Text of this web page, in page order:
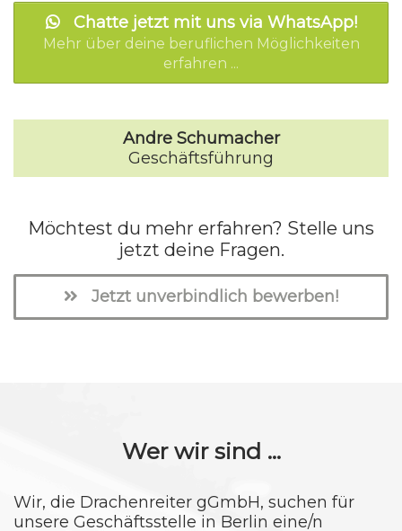
Chatte jetzt mit uns via WhatsApp!
Mehr über deine beruflichen Möglichkeiten
erfahren ...
Andre Schumacher
Geschäftsführung
Möchtest du mehr erfahren? Stelle uns
jetzt deine Fragen.
Jetzt unverbindlich bewerben!
Wer wir sind ...
Wir, die Drachenreiter gGmbH, suchen für
unsere Geschäftsstelle in Berlin eine/n